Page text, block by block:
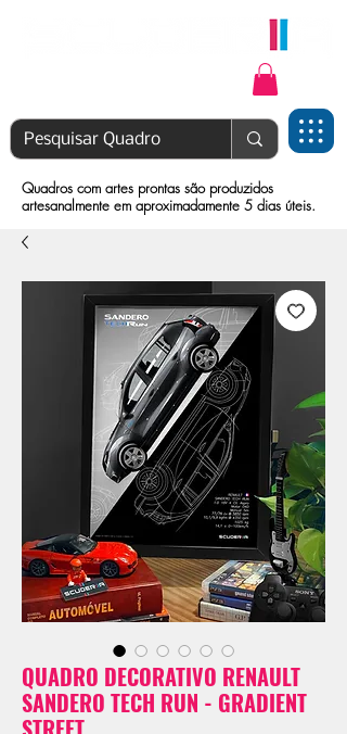
Quadros com artes prontas são produzidos
artesanalmente em aproximadamente 5 dias úteis.
QUADRO DECORATIVO RENAULT
SANDERO TECH RUN - GRADIENT